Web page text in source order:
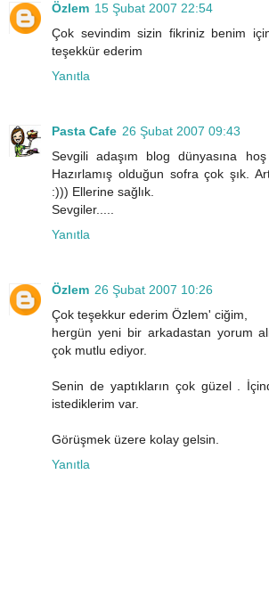
Özlem 15 Şubat 2007 22:54
Çok sevindim sizin fikriniz benim
teşekkür ederim
Yanıtla
Pasta Cafe 26 Şubat 2007 09:43
Sevgili adaşım blog dünyasına
Hazırlamış olduğun sofra çok şık.
:))) Ellerine sağlık.
Sevgiler.....
Yanıtla
Özlem 26 Şubat 2007 10:26
Çok teşekkur ederim Özlem' ciğim,
hergün yeni bir arkadastan yorum
çok mutlu ediyor.
Senin de yaptıkların çok güzel .
istediklerim var.
Görüşmek üzere kolay gelsin.
Yanıtla